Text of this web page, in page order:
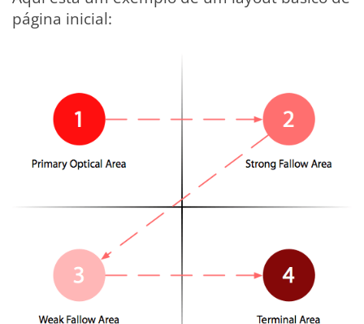
página inicial: